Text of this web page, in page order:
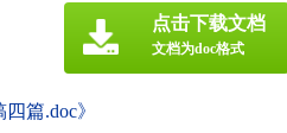
篇.doc》
点击下载文档
文档为doc格式